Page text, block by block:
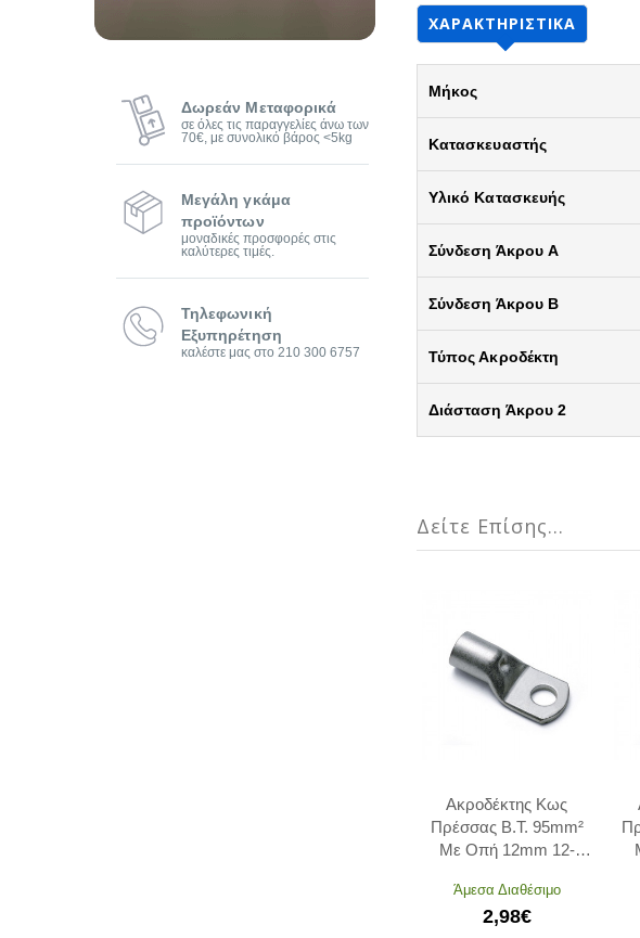
Δωρεάν Μεταφορικά
σε όλες τις παραγγελίες άνω των
70€, με συνολικό βάρος <5kg
Μεγάλη γκάμα
προϊόντων
μοναδικές προσφορές στις
καλύτερες τιμές.
Τηλεφωνική
Εξυπηρέτηση
καλέστε μας στο 210 300 6757
ΧΑΡΑΚΤΗΡΙΣΤΙΚΆ
Μήκος
Κατασκευαστής
Υλικό Κατασκευής
Σύνδεση Άκρου A
Σύνδεση Άκρου B
Τύπος Ακροδέκτη
Διάσταση Άκρου 2
Δείτε Επίσης...
Ακροδέκτης Κως
Πρέσσας Β.Τ. 95mm²
Με Οπή 12mm 12-
Άμεσα Διαθέσιμο
2,98€